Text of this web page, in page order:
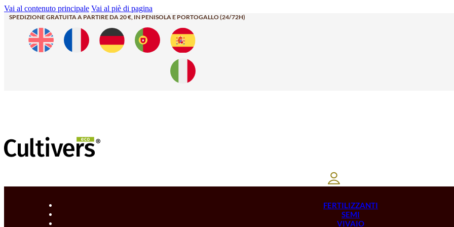
Vai al contenuto principale Vai al piè di pagina
SPEDIZIONE GRATUITA A PARTIRE DA 20 €, IN PENISOLA E PORTOGALLO (24/72H)
FERTILIZZANTI
SEMI
VIVAIO